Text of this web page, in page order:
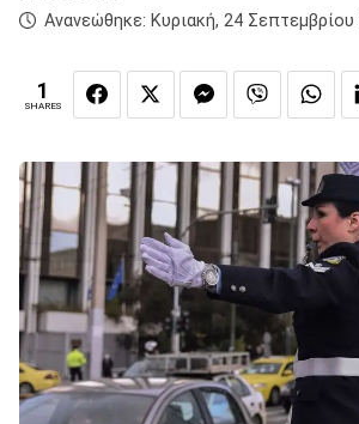
Ανανεώθηκε: Κυριακή, 24
1
SHARES